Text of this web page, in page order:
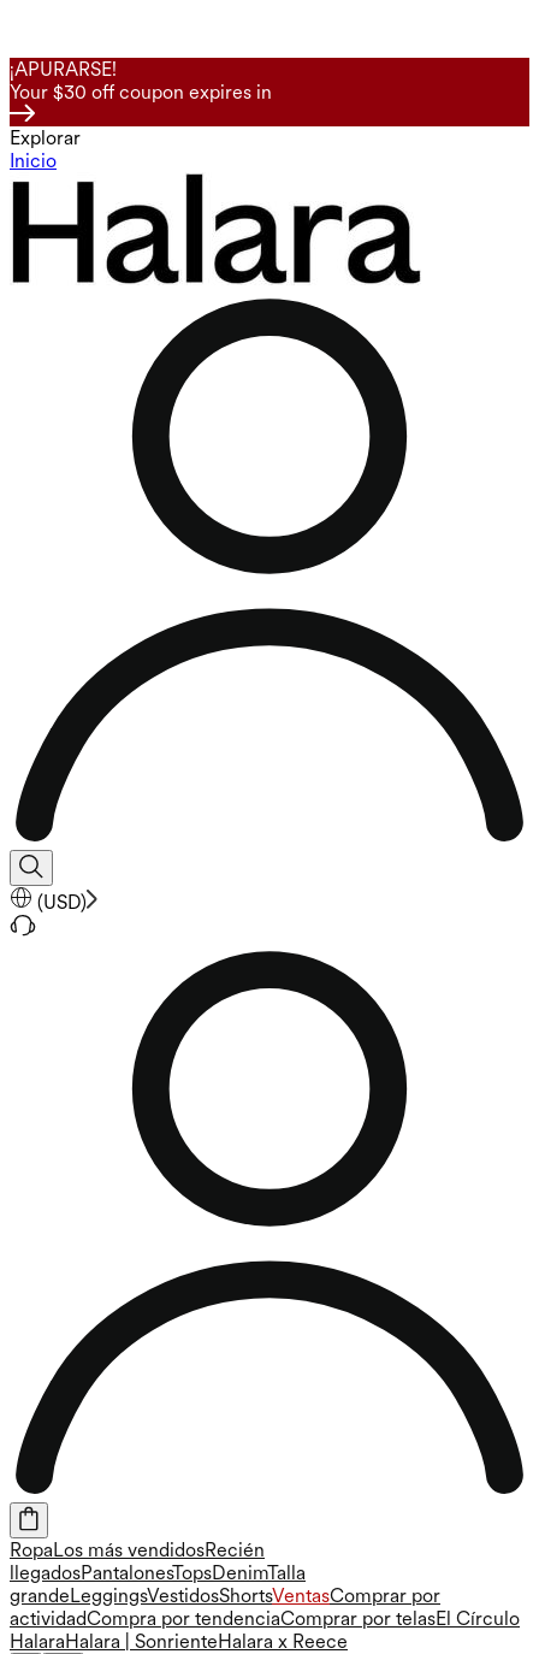
¡APURARSE!
Your $30 off coupon expires in
Explorar
Inicio
(USD)
RopaLos más vendidosRecién
llegadosPantalonesTopsDenimTalla
grandeLeggingsVestidosShortsVentasComprar por
actividadCompra por tendenciaComprar por telasEl Círculo
HalaraHalara | SonrienteHalara x Reece